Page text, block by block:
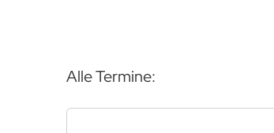
Alle Termine: